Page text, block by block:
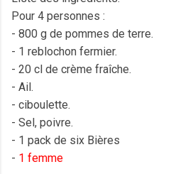
Pour 4 personnes :
- 800 g de pommes de terre.
- 1 reblochon fermier.
- 20 cl de crème fraîche.
- Ail.
- ciboulette.
- Sel, poivre.
- 1 pack de six Bières
- 1 femme